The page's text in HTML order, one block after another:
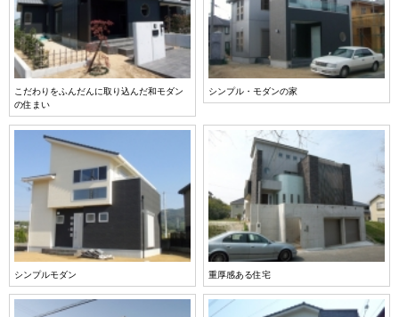
こだわりをふんだんに取り込んだ和モダン
の住まい
シンプル・モダンの家
シンプルモダン 重厚感ある住宅